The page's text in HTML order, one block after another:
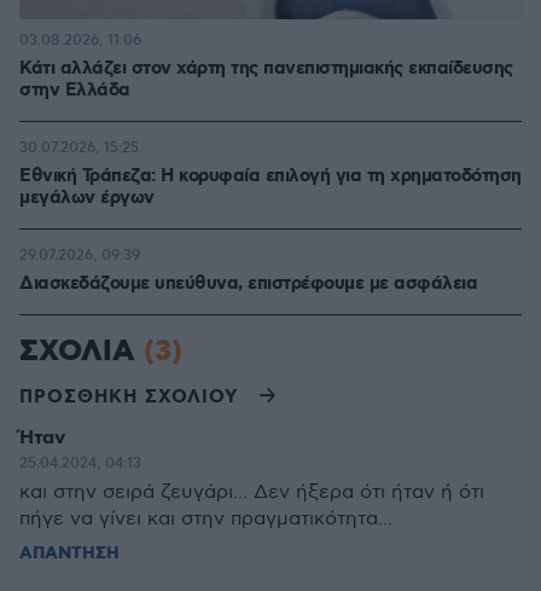
Κάτι αλλάζει στον χάρτη της πανεπιστημιακής εκπαίδευσης
στην Ελλάδα
03.08.2026, 11:06
Εθνική Τράπεζα: Η κορυφαία επιλογή για τη χρηματοδότηση
μεγάλων έργων
30.07.2026, 15:25
Διασκεδάζουμε υπεύθυνα, επιστρέφουμε με ασφάλεια
29.07.2026, 09:39
ΣΧΟΛΙΑ (3)
ΠΡΟΣΘΗΚΗ ΣΧΟΛΙΟΥ
Ήταν
25.04.2024, 04:13
και στην σειρά ζευγάρι... Δεν ήξερα ότι ήταν ή ότι
πήγε να γίνει και στην πραγματικότητα...
ΑΠΑΝΤΗΣΗ